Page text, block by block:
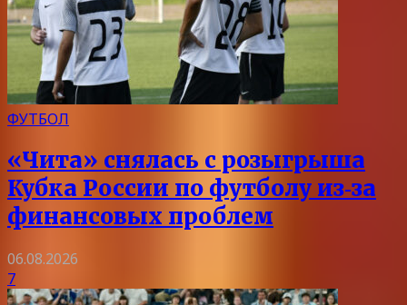
ФУТБОЛ
«Чита» снялась с розыгрыша
Кубка России по футболу из‑за
финансовых проблем
06.08.2026
7